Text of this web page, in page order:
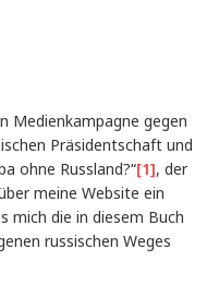
Medienkampagne gegen
Präsidentschaft und
ohne Russland?“[1], der
meine Website ein
mich die in diesem Buch
russischen Weges